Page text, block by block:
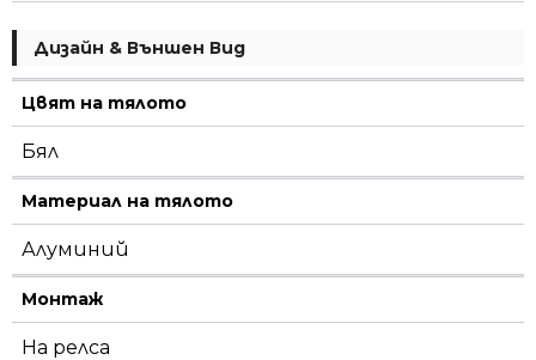
Дизайн & Външен Вид
Цвят на тялото
Бял
Материал на тялото
Алуминий
Монтаж
На релса